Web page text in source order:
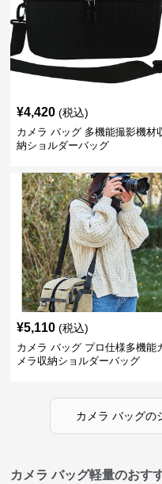
¥4,420 (税込)
カメラ バッグ 多機能撮影機材
納ショルダーバッグ
¥5,110 (税込)
カメラ バッグ プロ仕様多機能
メラ収納ショルダーバッグ
カメラ バッグの
カメラ バッグ軽量のおす